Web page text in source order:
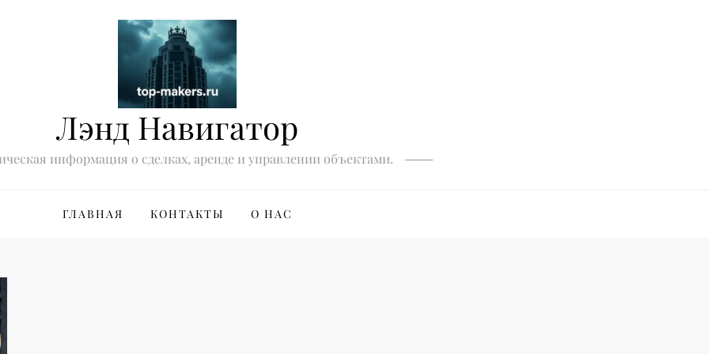
Лэнд Навигатор
информация о сделках, аренде и управлении объектами.
ГЛАВНАЯ КОНТАКТЫ О НАС